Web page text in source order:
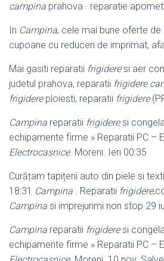
campina prahova · reparatie
In Campina, cele mai bune oferte de
cupoane cu reduceri de imprimat,
Mai gasiti reparatii frigideresi aer
judetul prahova, reparatii frigidere
frigidereploiesti, reparatii frigidere(
Campina reparatii frigideresi
echipamente firme » Reparatii PC –
Electrocasnice. Moreni. Ieri 00:35
Curățam tapițerii auto din piele si
18:31 Campina . Reparatii frigidere
Campina si imprejurimi non stop 29 iul
Campina reparatii frigideresi
echipamente firme » Reparatii PC –